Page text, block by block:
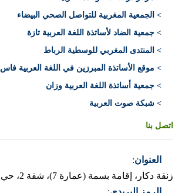
> الجمعية المغربية للتواصل الصحي البيضاء
> جمعية الضاد لأساتذة اللغة العربية تازة
> المنتدى المغربي للوسطية الرباط
> موقع الأساتذة المبرزين في اللغة العربية فاس
> جمعية أساتذة اللغة العربية وزان
> شبكة صوت العربية
اتصل بنا
العنوان:
زنقة دكار، إقامة بسمة (عمارة 7)، شقة 2، حي المحيط – الرباط